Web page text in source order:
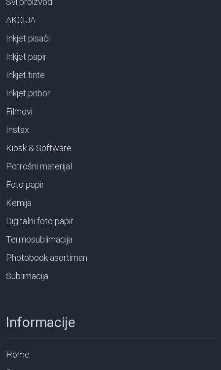
AKCIJA
Inkjet pisači
Inkjet papir
Inkjet tinte
Inkjet pribor
Filmovi
Instax
Kiosk & Software
Potrošni materijal
Foto papir
Kemija
Digitalni foto papir
Termosublimacija
Photobook asortiman
Sublimacija
Informacije
Home